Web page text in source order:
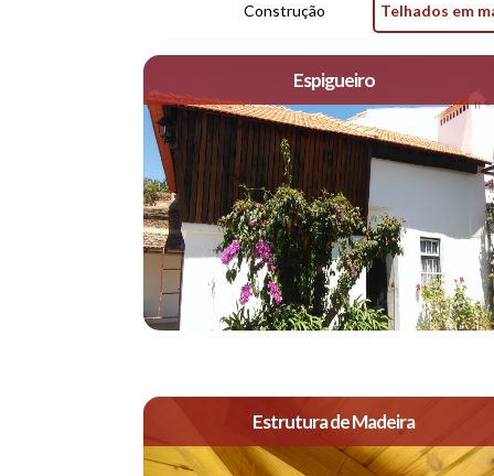
Construção Telhados em
Espigueiro
Estrutura de Madeira